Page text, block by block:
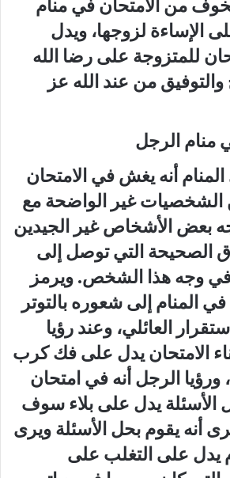
من الامتحان في منام
الإساءة لزوجها، ويدل
للمتزوجة على رضا الله
والتوفيق من عند الله عز
منام الرجل
أنه يغش في الامتحان
الشخصيات غير الواضحة مع
بعض الأشخاص غير الجيدين
الصحيحة التي توصل إلى
وجه هذا الشخص. ويرمز
المنام إلى شعوره بالتوتر
العائلي، وعند رؤيا
الامتحان يدل على فك كرب
ورؤيا الرجل أنه في امتحان
يدل على بلاء سوف
أنه يقوم بحل الأسئلة ويرى
يدل على التغلب على